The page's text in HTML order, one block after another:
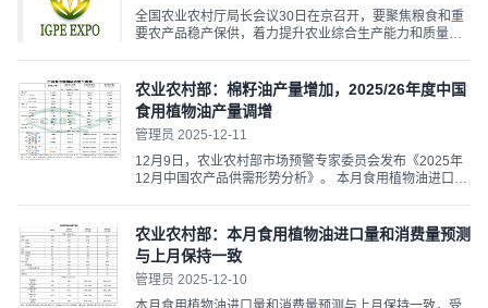
全国农业农村厅局长会议30日在京召开，要聚焦粮食和重
要农产品稳产保供，着力提升农业综合生产能力和质量效
度推进粮油作物大面积单产提升，多油并举提高大豆油料
产能和自...
农业农村部：棉籽油产量增加，2025/26年度中国
食用植物油产量调增
管理员 2025-12-11
12月9日，农业农村部市场预警专家委员会发布《2025年
12月中国农产品供需形势分析》。 本月食用植物油进口量
量调增4万吨至3073万吨。 近期南方大部气温正常或偏
高，总体...
农业农村部：本月食用植物油进口量和消费量预测
与上月保持一致
管理员 2025-12-10